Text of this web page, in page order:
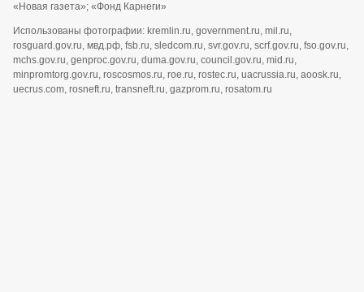
«Новая газета»; «Фонд Карнеги»
Использованы фотографии: kremlin.ru, government.ru, mil.ru,
rosguard.gov.ru, мвд.рф, fsb.ru, sledcom.ru, svr.gov.ru, scrf.gov.ru, fso.gov.ru,
mchs.gov.ru, genproc.gov.ru, duma.gov.ru, council.gov.ru, mid.ru,
minpromtorg.gov.ru, roscosmos.ru, roe.ru, rostec.ru, uacrussia.ru, aoosk.ru,
uecrus.com, rosneft.ru, transneft.ru, gazprom.ru, rosatom.ru